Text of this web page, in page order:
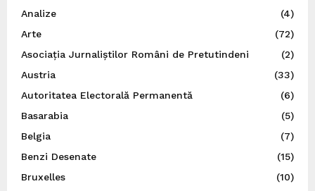
Analize
(4)
Arte
(72)
Asociația Jurnaliștilor Români de Pretutindeni
(2)
Austria
(33)
Autoritatea Electorală Permanentă
(6)
Basarabia
(5)
Belgia
(7)
Benzi Desenate
(15)
Bruxelles
(10)